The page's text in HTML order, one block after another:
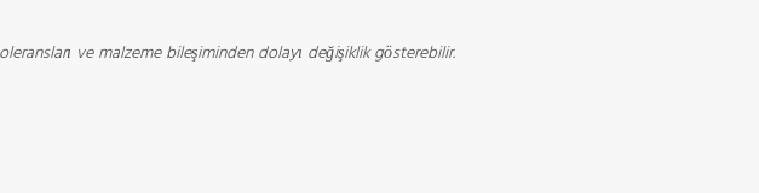
ve malzeme bileşiminden dolayı değişiklik gösterebilir.